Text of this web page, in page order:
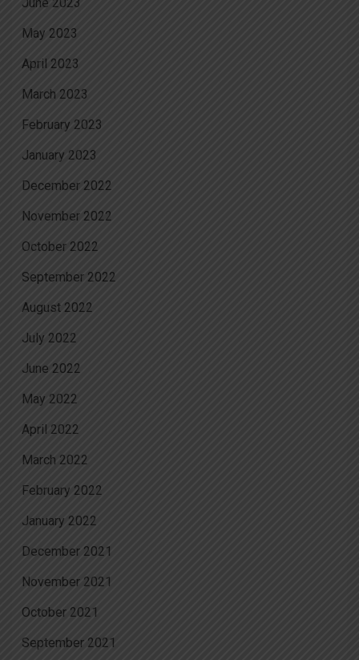
May 2023
April 2023
March 2023
February 2023
January 2023
December 2022
November 2022
October 2022
September 2022
August 2022
July 2022
June 2022
May 2022
April 2022
March 2022
February 2022
January 2022
December 2021
November 2021
October 2021
September 2021